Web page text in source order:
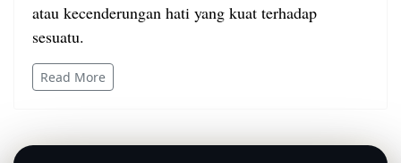
atau kecenderungan hati yang kuat terhadap
sesuatu.
Read More